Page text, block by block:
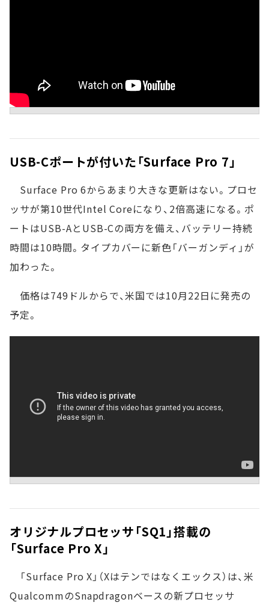
USB-Cポートが付いた「Surface Pro 7」
Surface Pro 6からあまり大きな更新はない。プロセ
ッサが第10世代Intel Coreになり、2倍高速になる。ポ
ートはUSB-AとUSB-Cの両方を備え、バッテリー持続
時間は10時間。タイプカバーに新色「バーガンディ」が
加わった。
価格は749ドルからで、米国では10月22日に発売の
予定。
オリジナルプロセッサ「SQ1」搭載の
「Surface Pro X」
「Surface Pro X」（Xはテンではなくエックス）は、米
QualcommのSnapdragonベースの新プロセッサ